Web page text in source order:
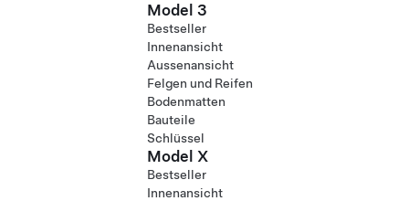
Model 3
Bestseller
Innenansicht
Aussenansicht
Felgen und Reifen
Bodenmatten
Bauteile
Schlüssel
Model X
Bestseller
Innenansicht